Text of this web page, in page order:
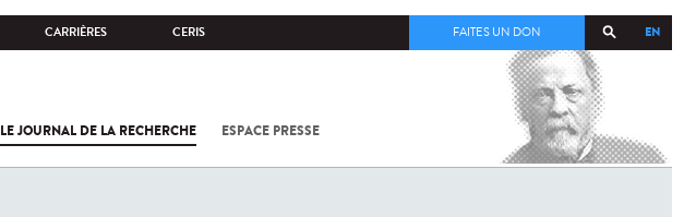
CARRIÈRES CERIS EN
FAITES UN DON
LE JOURNAL DE LA RECHERCHE ESPACE PRESSE
COV-2 /